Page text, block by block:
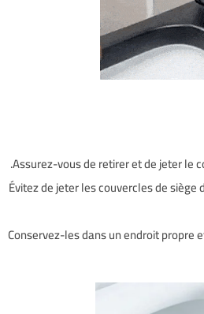
Assurez-vous de retirer et de jeter le
Évitez de jeter les couvercles de
Conservez-les dans un endroit propre